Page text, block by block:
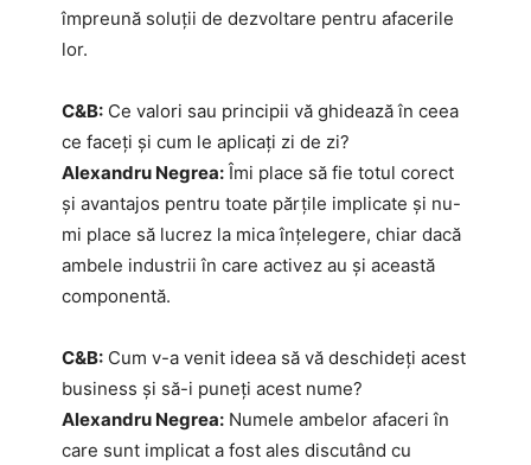
împreună soluții de dezvoltare pentru afacerile
lor.
C&B: Ce valori sau principii vă ghidează în ceea
ce faceți și cum le aplicați zi de zi?
Alexandru Negrea: Îmi place să fie totul corect
și avantajos pentru toate părțile implicate și nu-
mi place să lucrez la mica înțelegere, chiar dacă
ambele industrii în care activez au și această
componentă.
C&B: Cum v-a venit ideea să vă deschideți acest
business și să-i puneți acest nume?
Alexandru Negrea: Numele ambelor afaceri în
care sunt implicat a fost ales discutând cu